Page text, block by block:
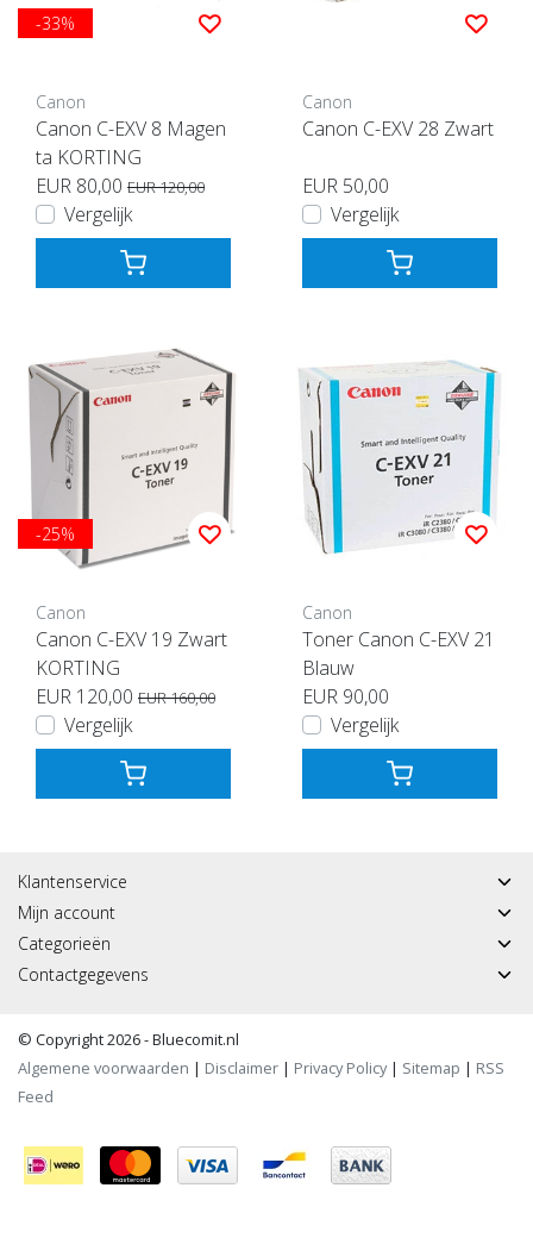
-33%
Canon
Canon C-EXV 8 Magen
ta KORTING
EUR 80,00 EUR 120,00
Vergelijk
Canon
Canon C-EXV 28 Zwart
EUR 50,00
Vergelijk
-25%
Canon
Canon C-EXV 19 Zwart
KORTING
EUR 120,00 EUR 160,00
Vergelijk
Canon
Toner Canon C-EXV 21
Blauw
EUR 90,00
Vergelijk
Klantenservice
Mijn account
Categorieën
Contactgegevens
© Copyright 2026 - Bluecomit.nl
Algemene voorwaarden | Disclaimer | Privacy Policy| Sitemap | RSS
Feed